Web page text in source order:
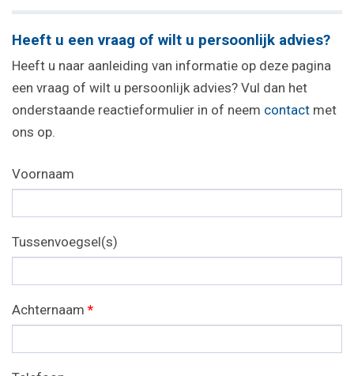
Heeft u een vraag of wilt u persoonlijk advies?
Heeft u naar aanleiding van informatie op deze pagina
een vraag of wilt u persoonlijk advies? Vul dan het
onderstaande reactieformulier in of neem contact met
ons op.
Voornaam
Tussenvoegsel(s)
Achternaam *